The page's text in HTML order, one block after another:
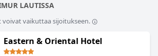
LAUTISSA
voivat vaikuttaa sijoitukseen.
Eastern & Oriental Hotel